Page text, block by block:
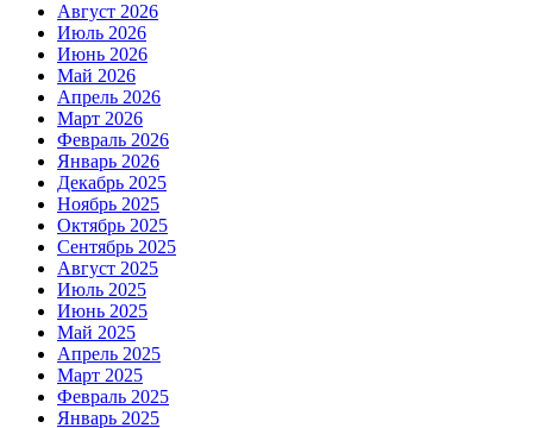
Август 2026
Июль 2026
Июнь 2026
Май 2026
Апрель 2026
Март 2026
Февраль 2026
Январь 2026
Декабрь 2025
Ноябрь 2025
Октябрь 2025
Сентябрь 2025
Август 2025
Июль 2025
Июнь 2025
Май 2025
Апрель 2025
Март 2025
Февраль 2025
Январь 2025